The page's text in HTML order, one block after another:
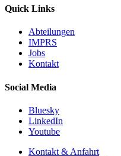
Quick Links
Abteilungen
IMPRS
Jobs
Kontakt
Social Media
Bluesky
LinkedIn
Youtube
Kontakt & Anfahrt